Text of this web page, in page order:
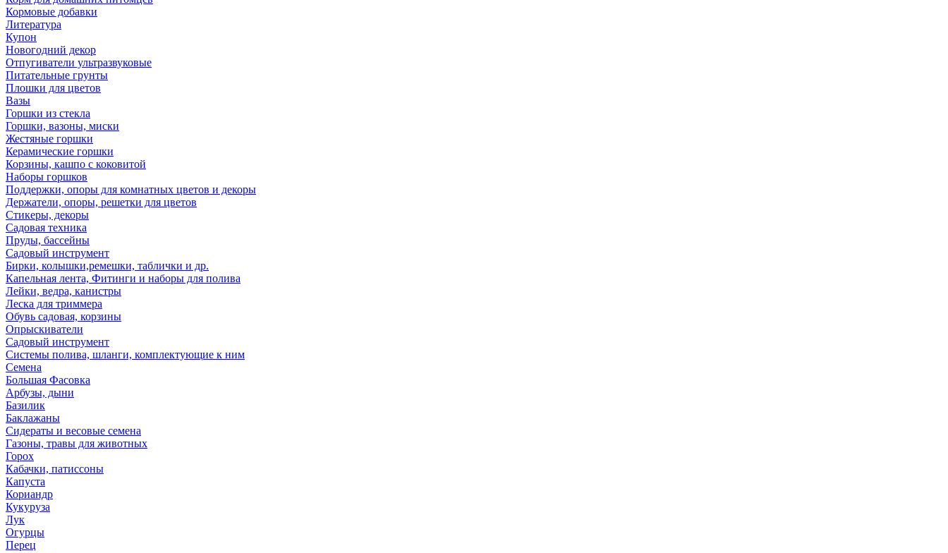
Кормовые добавки
Литература
Купон
Новогодний декор
Отпугиватели ультразвуковые
Питательные грунты
Плошки для цветов
Вазы
Горшки из стекла
Горшки, вазоны, миски
Жестяные горшки
Керамические горшки
Корзины, кашпо с коковитой
Наборы горшков
Поддержки, опоры для комнатных цветов и декоры
Держатели, опоры, решетки для цветов
Стикеры, декоры
Садовая техника
Пруды, бассейны
Садовый инструмент
Бирки, колышки,ремешки, таблички и др.
Капельная лента, Фитинги и наборы для полива
Лейки, ведра, канистры
Леска для триммера
Обувь садовая, корзины
Опрыскиватели
Садовый инструмент
Системы полива, шланги, комплектующие к ним
Семена
Большая Фасовка
Арбузы, дыни
Базилик
Баклажаны
Сидераты и весовые семена
Газоны, травы для животных
Горох
Кабачки, патиссоны
Капуста
Кориандр
Кукуруза
Лук
Огурцы
Перец